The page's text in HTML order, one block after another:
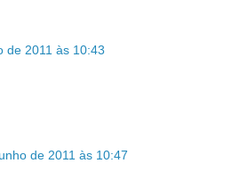
de 2011 às 10:43
de 2011 às 10:47